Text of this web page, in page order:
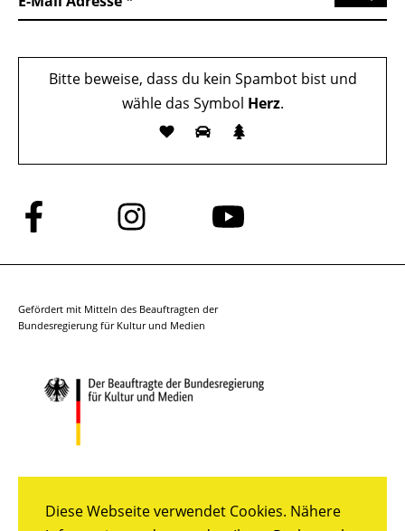
Diese Webseite verwendet Cookies. Nähere
Bitte beweise, dass du kein Spambot bist und
wähle das Symbol Herz.
Folge
uns
auf
Folge
uns
auf
Folge
auf
Gefördert mit Mitteln des Beauftragten der
Bundesregierung für Kultur und Medien